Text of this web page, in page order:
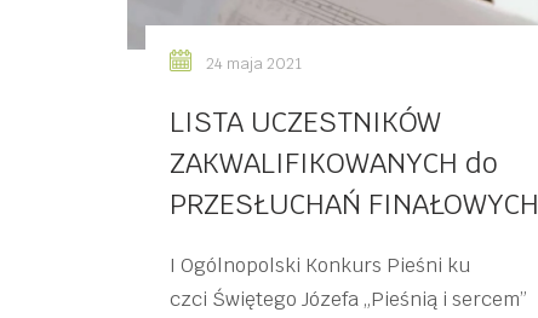
24 maja 2021
LISTA UCZESTNIKÓW
ZAKWALIFIKOWANYCH do
PRZESŁUCHAŃ FINAŁOWYCH
I Ogólnopolski Konkurs Pieśni ku
czci Świętego Józefa „Pieśnią i sercem”